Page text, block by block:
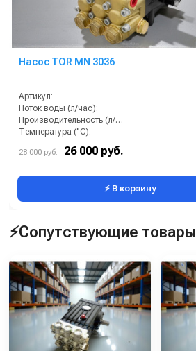
Насос TOR MN 3036
Артикул:
Поток воды (л/час):
Производительность (л/мин):
Температура (°C):
Вес, кг:
28 000 руб. 26 000 руб.
⚡ В корзину
⚡Сопутствующие товары